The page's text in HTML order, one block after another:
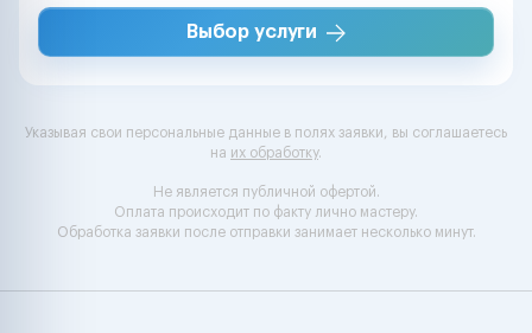
Выбор услуги
Указывая свои персональные данные в полях заявки, вы соглашаетесь
на их обработку.
Не является публичной офертой.
Оплата происходит по факту лично мастеру.
Обработка заявки после отправки занимает несколько минут.